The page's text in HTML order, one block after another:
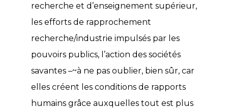
recherche et d’enseignement supérieur,
les efforts de rapprochement
recherche/industrie impulsés par les
pouvoirs publics, l’action des sociétés
savantes –~à ne pas oublier, bien sûr, car
elles créent les conditions de rapports
humains grâce auxquelles tout est plus